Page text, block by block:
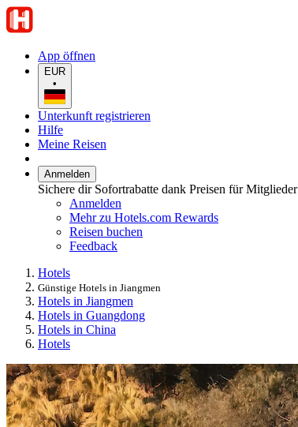
App öffnen
EUR
•
Unterkunft registrieren
Hilfe
Meine Reisen
Anmelden
Sichere dir Sofortrabatte dank Preisen für Mitglieder
Anmelden
Mehr zu Hotels.com Rewards
Reisen buchen
Feedback
Hotels
Günstige Hotels in Jiangmen
Hotels in Jiangmen
Hotels in Guangdong
Hotels in China
Hotels